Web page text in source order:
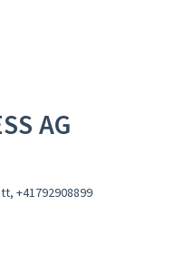
AG
, +41792908899